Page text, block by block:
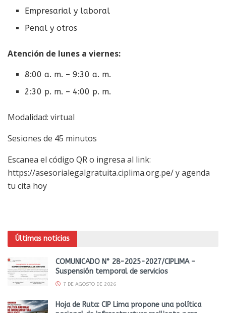
Empresarial y laboral
Penal y otros
Atención de lunes a viernes:
8:00 a. m. – 9:30 a. m.
2:30 p. m. – 4:00 p. m.
Modalidad: virtual
Sesiones de 45 minutos
Escanea el código QR o ingresa al link:
https://asesorialegalgratuita.ciplima.org.pe/ y agenda
tu cita hoy
Últimas noticias
COMUNICADO N° 28-2025-2027/CIPLIMA –
Suspensión temporal de servicios
7 DE AGOSTO DE 2026
Hoja de Ruta: CIP Lima propone una política